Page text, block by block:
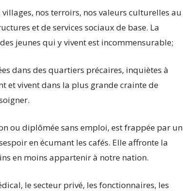
villages, nos terroirs, nos valeurs culturelles au
et de services sociaux de base. La
jeunes qui y vivent est incommensurable;
dans des quartiers précaires, inquiètes à
et vivent dans la plus grande crainte de
ou diplômée sans emploi, est frappée par un
en écumant les cafés. Elle affronte la
en moins appartenir à notre nation.
le secteur privé, les fonctionnaires, les